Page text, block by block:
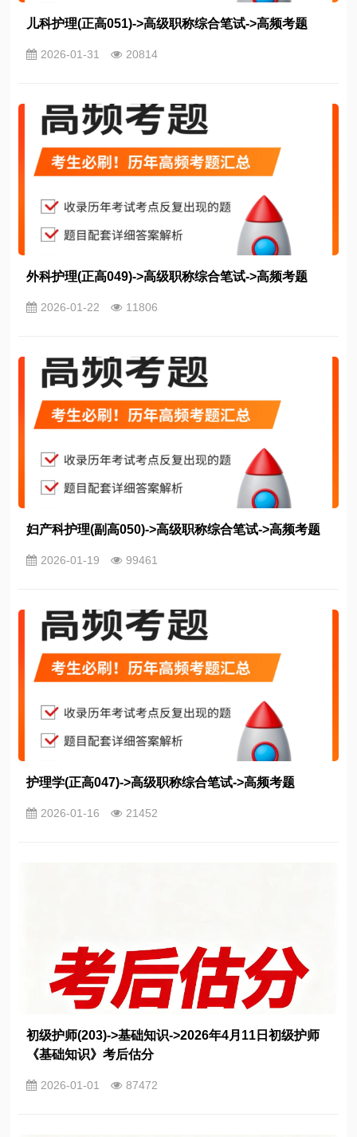
儿科护理(正高051)->高级职称综合笔试->高频考题
2026-01-31 20814
外科护理(正高049)->高级职称综合笔试->高频考题
2026-01-22 11806
妇产科护理(副高050)->高级职称综合笔试->高频考题
2026-01-19 99461
护理学(正高047)->高级职称综合笔试->高频考题
2026-01-16 21452
初级护师(203)->基础知识->2026年4月11日初级护师
《基础知识》考后估分
2026-01-01 87472